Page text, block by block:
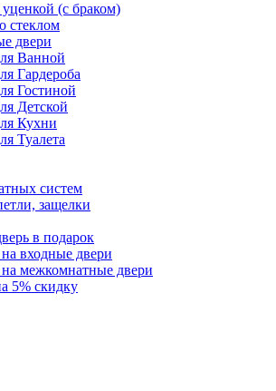
(с браком)
стеклом
двери
Ванной
Гардероба
Гостиной
Детской
Кухни
Туалета
систем
защелки
в подарок
входные двери
межкомнатные двери
5% скидку